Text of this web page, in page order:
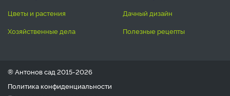
цветы и растения
дачный дизайн
хозяйственные дела
полезные рецепты
® Антонов сад 2015-2026
Политика конфиденциальности